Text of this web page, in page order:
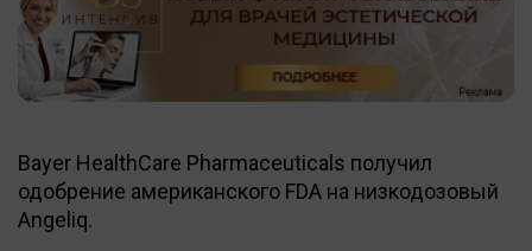
Bayer HealthCare Pharmaceuticals получил
одобрение американского FDA на низкодозовый
Angeliq.